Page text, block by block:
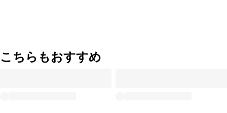
こちらもおすすめ